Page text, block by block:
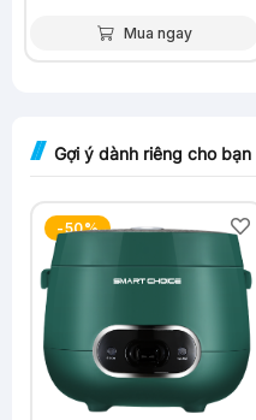
Mua ngay
Gợi ý dành riêng cho bạn
-50%